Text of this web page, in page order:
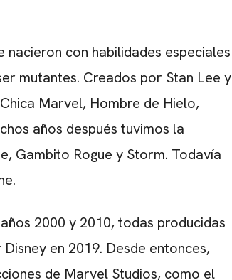
nacieron con habilidades especiales
mutantes. Creados por Stan Lee y
Marvel, Hombre de Hielo,
años después tuvimos la
Gambito Rogue y Storm. Todavía
2000 y 2010, todas producidas
en 2019. Desde entonces,
de Marvel Studios, como el